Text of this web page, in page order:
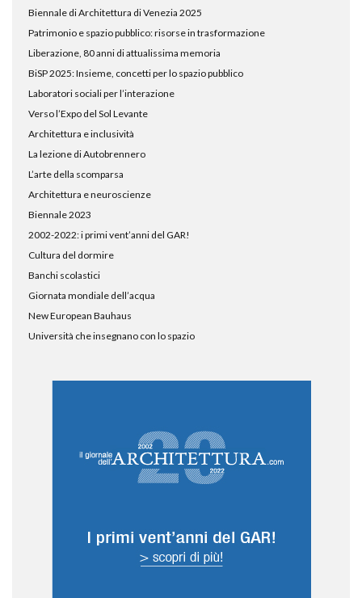
Biennale di Architettura di Venezia 2025
Patrimonio e spazio pubblico: risorse in trasformazione
Liberazione, 80 anni di attualissima memoria
BiSP 2025: Insieme, concetti per lo spazio pubblico
Laboratori sociali per l’interazione
Verso l’Expo del Sol Levante
Architettura e inclusività
La lezione di Autobrennero
L’arte della scomparsa
Architettura e neuroscienze
Biennale 2023
2002-2022: i primi vent’anni del GAR!
Cultura del dormire
Banchi scolastici
Giornata mondiale dell’acqua
New European Bauhaus
Università che insegnano con lo spazio